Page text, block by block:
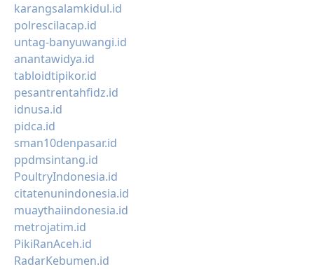
karangsalamkidul.id
polrescilacap.id
untag-banyuwangi.id
anantawidya.id
tabloidtipikor.id
pesantrentahfidz.id
idnusa.id
pidca.id
sman10denpasar.id
ppdmsintang.id
PoultryIndonesia.id
citatenunindonesia.id
muaythaiindonesia.id
metrojatim.id
PikiRanAceh.id
RadarKebumen.id